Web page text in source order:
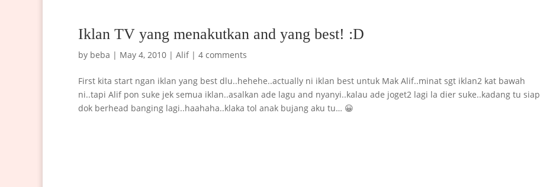
Iklan TV yang menakutkan and yang best! :D
by beba | May 4, 2010 | Alif| 4 comments
First kita start ngan iklan yang best dlu..hehehe..actually ni iklan best untuk Mak Alif..minat sgt iklan2 kat bawah
ni..tapi Alif pon suke jek semua iklan..asalkan ade lagu and nyanyi..kalau ade joget2 lagi la dier suke..kadang tu siap
dok berhead banging lagi..haahaha..klaka tol anak bujang aku tu… 😀